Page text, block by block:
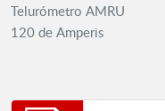
Telurómetro AMRU
120 de Amperis